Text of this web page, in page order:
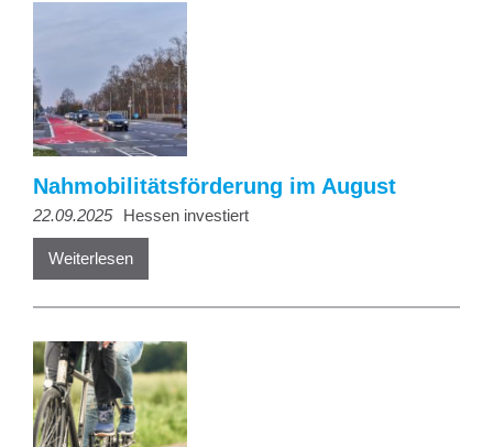
Nahmobilitätsförderung im August
22.09.2025 Hessen investiert
Weiterlesen